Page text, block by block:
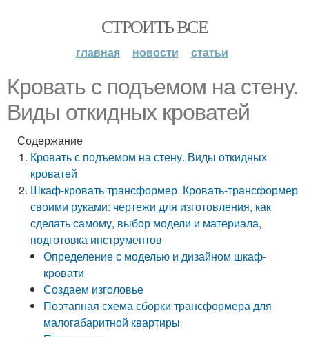
СТРОИТЬ ВСЕ
главная новости статьи
Кровать с подъемом на стену.
Виды откидных кроватей
Содержание
Кровать с подъемом на стену. Виды откидных
кроватей
Шкаф-кровать трансформер. Кровать-трансформер
своими руками: чертежи для изготовления, как
сделать самому, выбор модели и материала,
подготовка инструментов
Определение с моделью и дизайном шкаф-
кровати
Создаем изголовье
Поэтапная схема сборки трансформера для
малогабаритной квартиры